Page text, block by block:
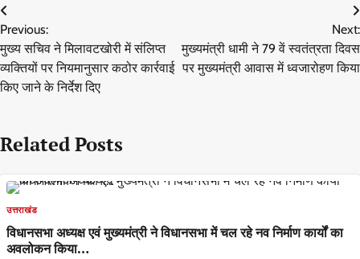
Post
navigation
Previous:
मुख्य सचिव ने मिलावटखोरी में संलिप्त
व्यक्तियों पर नियमानुसार कठोर कार्रवाई
किए जाने के निर्देश दिए
Next:
मुख्यमंत्री धामी ने 79 वें स्वतंत्रता दिवस
पर मुख्यमंत्री आवास में ध्वजारोहण किया
Related Posts
उत्तराखंड
विधानसभा अध्यक्ष एवं मुख्यमंत्री ने विधानसभा में चल रहे नव निर्माण कार्यों का
अवलोकन किया…